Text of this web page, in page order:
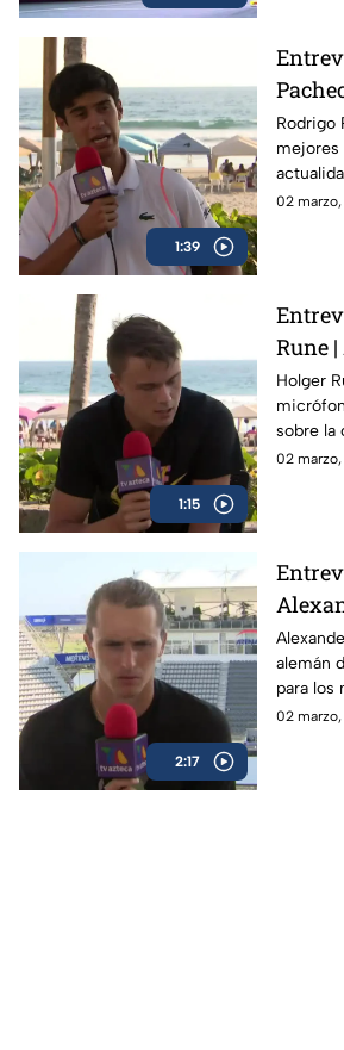
1:39
Rodrigo
mejores
con TV
02
1:15
Rune
Holger
sobre la
02
2:17
Tenis
alemán
para los
Azteca
02